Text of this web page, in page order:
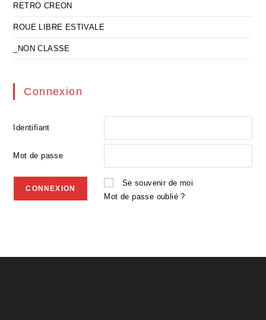
RETRO CREON
ROUE LIBRE ESTIVALE
_NON CLASSE
Connexion
Identifiant
Mot de passe
Se souvenir de moi
Mot de passe oublié ?